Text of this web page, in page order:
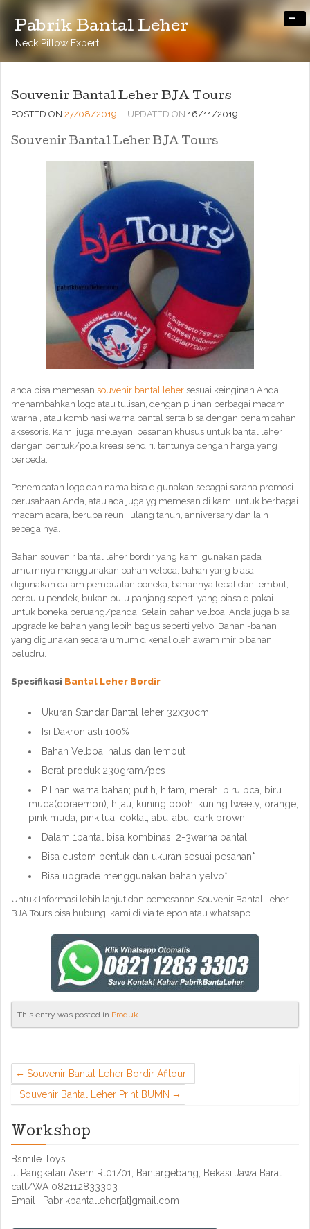
Pabrik Bantal Leher
Neck Pillow Expert
-
Souvenir Bantal Leher BJA Tours
POSTED ON 27/08/2019 UPDATED ON 16/11/2019
Souvenir Bantal Leher BJA Tours
anda bisa memesan souvenir bantal leher sesuai keinginan Anda,
menambahkan logo atau tulisan, dengan pilihan berbagai macam
warna , atau kombinasi warna bantal serta bisa dengan penambahan
aksesoris. Kami juga melayani pesanan khusus untuk bantal leher
dengan bentuk/pola kreasi sendiri. tentunya dengan harga yang
berbeda.
Penempatan logo dan nama bisa digunakan sebagai sarana promosi
perusahaan Anda, atau ada juga yg memesan di kami untuk berbagai
macam acara, berupa reuni, ulang tahun, anniversary dan lain
sebagainya.
Bahan souvenir bantal leher bordir yang kami gunakan pada
umumnya menggunakan bahan velboa, bahan yang biasa
digunakan dalam pembuatan boneka, bahannya tebal dan lembut,
berbulu pendek, bukan bulu panjang seperti yang biasa dipakai
untuk boneka beruang/panda. Selain bahan velboa, Anda juga bisa
upgrade ke bahan yang lebih bagus seperti yelvo. Bahan -bahan
yang digunakan secara umum dikenal oleh awam mirip bahan
beludru.
Spesifikasi Bantal Leher Bordir
Ukuran Standar Bantal leher 32x30cm
Isi Dakron asli 100%
Bahan Velboa, halus dan lembut
Berat produk 230gram/pcs
Pilihan warna bahan; putih, hitam, merah, biru bca, biru
muda(doraemon), hijau, kuning pooh, kuning tweety, orange,
pink muda, pink tua, coklat, abu-abu, dark brown.
Dalam 1bantal bisa kombinasi 2-3warna bantal
Bisa custom bentuk dan ukuran sesuai pesanan*
Bisa upgrade menggunakan bahan yelvo*
Untuk Informasi lebih lanjut dan pemesanan Souvenir Bantal Leher
BJA Tours bisa hubungi kami di via telepon atau whatsapp
This entry was posted in Produk.
Souvenir Bantal Leher Bordir Afitour
Souvenir Bantal Leher Print BUMN
Workshop
Bsmile Toys
Jl.Pangkalan Asem Rt01/01, Bantargebang, Bekasi Jawa Barat
call/WA 082112833303
Email : Pabrikbantalleher[at]gmail.com